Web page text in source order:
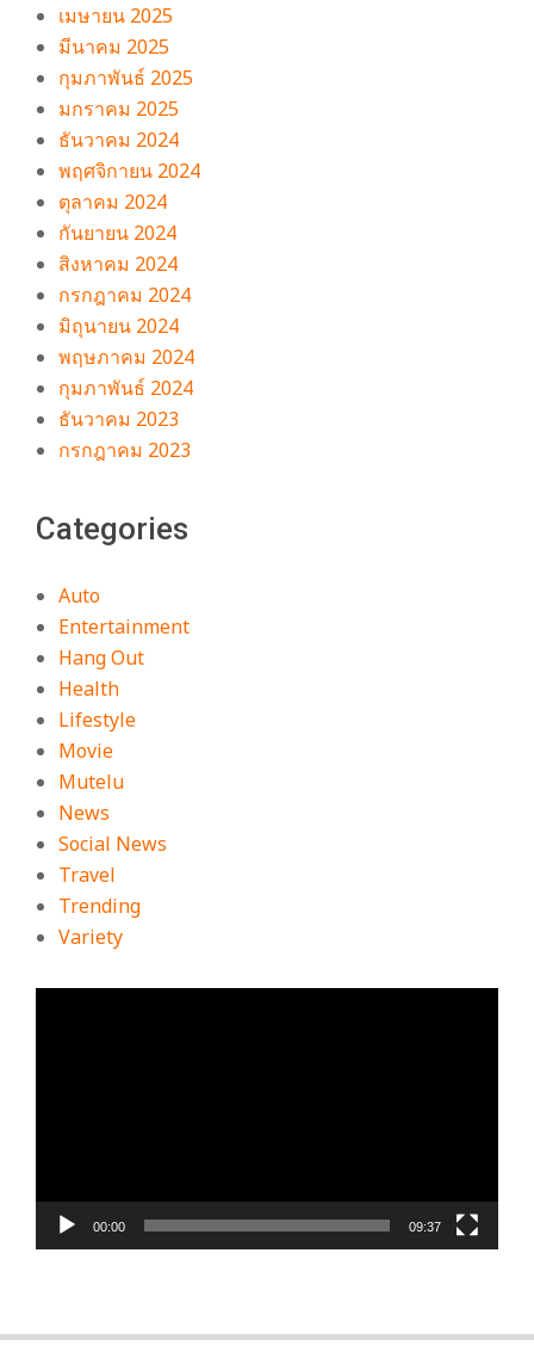
เมษายน 2025
มีนาคม 2025
กุมภาพันธ์ 2025
มกราคม 2025
ธันวาคม 2024
พฤศจิกายน 2024
ตุลาคม 2024
กันยายน 2024
สิงหาคม 2024
กรกฎาคม 2024
มิถุนายน 2024
พฤษภาคม 2024
กุมภาพันธ์ 2024
ธันวาคม 2023
กรกฎาคม 2023
Categories
Auto
Entertainment
Hang Out
Health
Lifestyle
Movie
Mutelu
News
Social News
Travel
Trending
Variety
00:00 09:37